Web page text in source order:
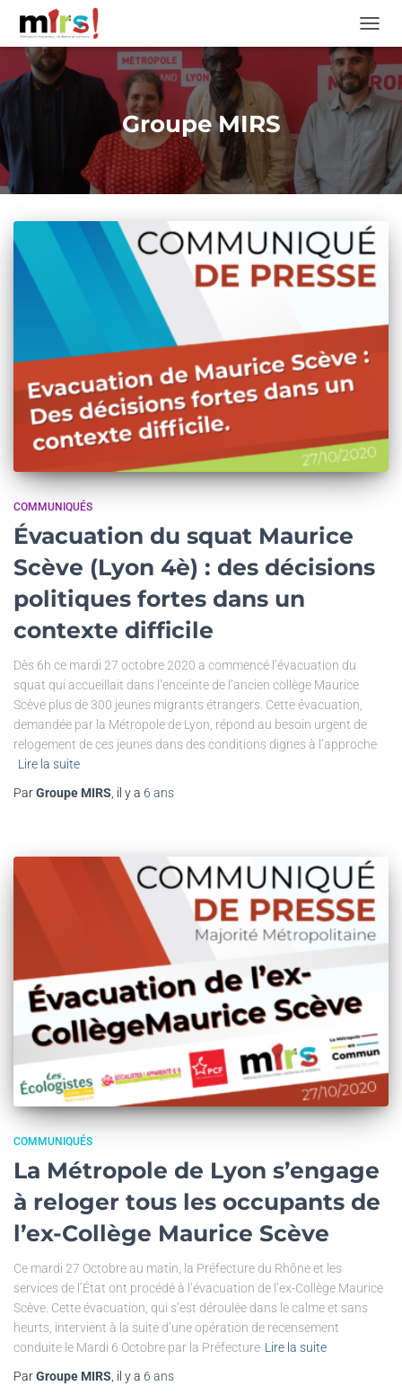
Groupe MIRS
COMMUNIQUÉS
Évacuation du squat Maurice
Scève (Lyon 4è) : des décisions
politiques fortes dans un
contexte difficile
Dès 6h ce mardi 27 octobre 2020 a commencé l’évacuation du
squat qui accueillait dans l’enceinte de l’ancien collège Maurice
Scève plus de 300 jeunes migrants étrangers. Cette évacuation,
demandée par la Métropole de Lyon, répond au besoin urgent de
relogement de ces jeunes dans des conditions dignes à l’approche
Lire la suite
ParGroupe MIRS , il y a 6 ans
COMMUNIQUÉS
La Métropole de Lyon s’engage
à reloger tous les occupants de
l’ex-Collège Maurice Scève
Ce mardi 27 Octobre au matin, la Préfecture du Rhône et les
services de l’État ont procédé à l’évacuation de l’ex-Collège Maurice
Scève. Cette évacuation, qui s’est déroulée dans le calme et sans
heurts, intervient à la suite d’une opération de recensement
conduite le Mardi 6 Octobre par la Préfecture Lire la suite
ParGroupe MIRS, il y a 6 ans